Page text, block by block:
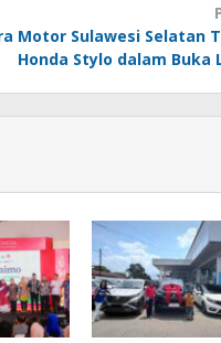
Motor Sulawesi Selatan
Honda Stylo dalam Buka